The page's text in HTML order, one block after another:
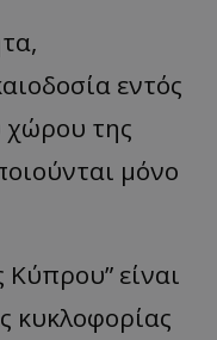
εντός
χώρου της
μόνο
είναι
κυκλοφορίας
μέρες
για σκοπούς
ασφάλειας,
και τα δεδομένα
εξασφαλισμένα
περιηγούνται
ιστοσελίδας ή
Script.com για
προτιμήσεις
banner cookie
να λειτουργεί